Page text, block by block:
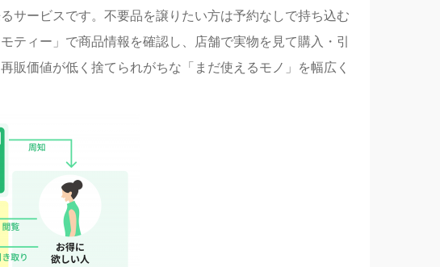
サービスです。不要品を譲りたい方は予約なしで持ち込む
ティー」で商品情報を確認し、店舗で実物を見て購入・引
販価値が低く捨てられがちな「まだ使えるモノ」を幅広く